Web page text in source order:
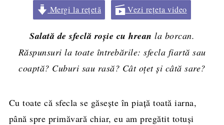
Mergi la rețetă Vezi rețeta video
Salată de sfeclă roşie cu hrean la borcan.
Răspunsuri la toate întrebările: sfecla fiartă sau
coaptă? Cuburi sau rasă? Cât oțet și câtă sare?
Cu toate că sfecla se găseşte în piaţă toată iarna,
până spre primăvară chiar, eu am pregătit totuşi